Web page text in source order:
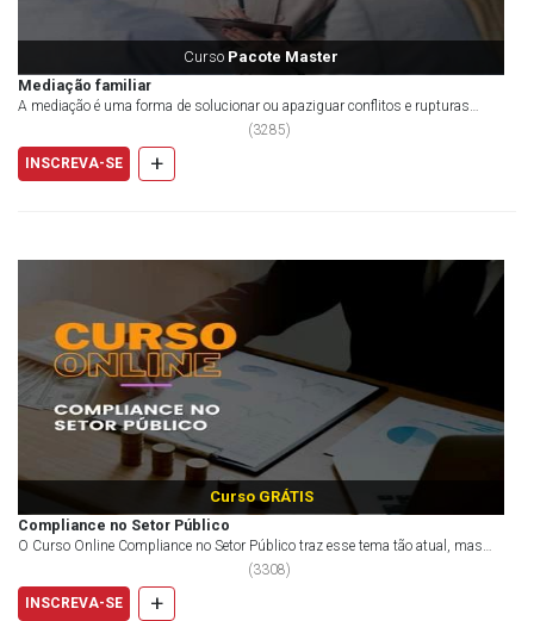
Curso Pacote Master
Mediação familiar
A mediação é uma forma de solucionar ou apaziguar conflitos e rupturas
(3285)
INSCREVA-SE
+
Curso GRÁTIS
Compliance no Setor Público
O Curso Online Compliance no Setor Público traz esse tema tão atual, mas
pouco abordado — ainda — no âmbito da Admi...
(3308)
INSCREVA-SE
+